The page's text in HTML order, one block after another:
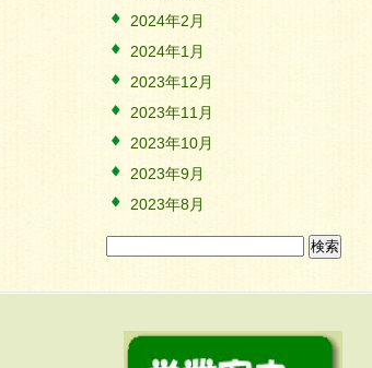
2024年2月
2024年1月
2023年12月
2023年11月
2023年10月
2023年9月
2023年8月